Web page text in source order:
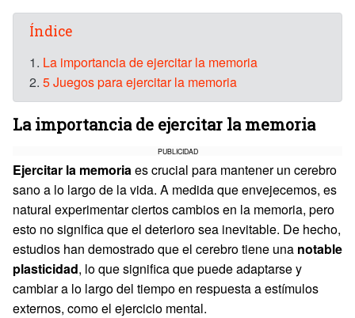
Índice
1. La importancia de ejercitar la memoria
2. 5 Juegos para ejercitar la memoria
La importancia de ejercitar la memoria
PUBLICIDAD
Ejercitar la memoria es crucial para mantener un cerebro
sano a lo largo de la vida. A medida que envejecemos, es
natural experimentar ciertos cambios en la memoria, pero
esto no significa que el deterioro sea inevitable. De hecho,
estudios han demostrado que el cerebro tiene una notable
plasticidad, lo que significa que puede adaptarse y
cambiar a lo largo del tiempo en respuesta a estímulos
externos, como el ejercicio mental.